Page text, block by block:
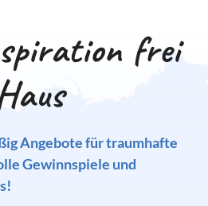
frei
Angebote für traumhafte
Gewinnspiele und